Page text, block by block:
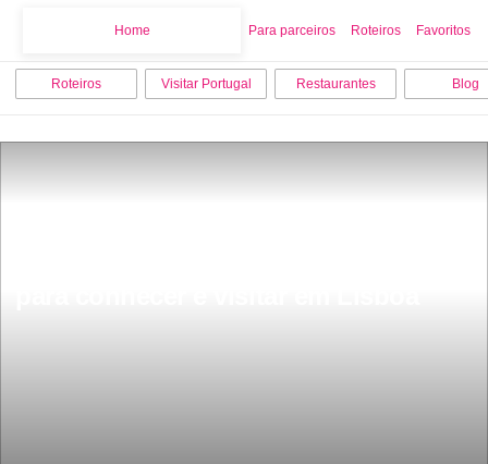
Home Para parceiros Roteiros Favoritos
Roteiros Visitar Portugal Restaurantes Blog